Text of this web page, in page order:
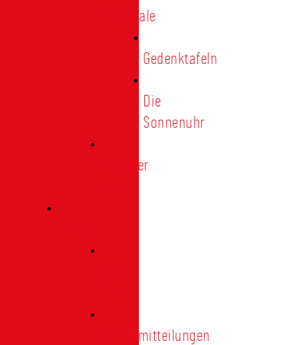
Denkmale
Gedenktafeln
Die
Sonnenuhr
Ratinger
Pressemitteilungen